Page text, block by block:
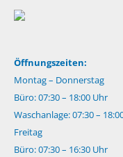
Öffnungszeiten:
Montag – Donnerstag
Büro: 07:30 – 18:00 Uhr
Waschanlage: 07:30 –
Freitag
Büro: 07:30 – 16:30 Uhr